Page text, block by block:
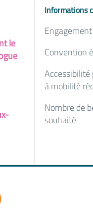
le
Informations
Convention
à mobilité
Nombre de
souhaité